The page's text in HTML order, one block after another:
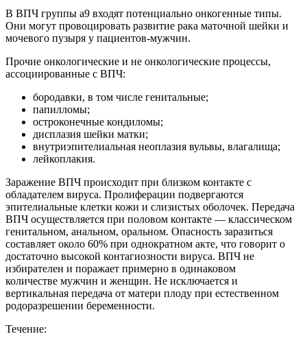
В ВПЧ группы а9 входят потенциально онкогенные типы.
Они могут провоцировать развитие рака маточной шейки и
мочевого пузыря у пациентов-мужчин.
Прочие онкологические и не онкологические процессы,
ассоциированные с ВПЧ:
бородавки, в том числе генитальные;
папилломы;
остроконечные кондиломы;
дисплазия шейки матки;
внутриэпителиальная неоплазия вульвы, влагалища;
лейкоплакия.
Заражение ВПЧ происходит при близком контакте с
обладателем вируса. Пролиферации подвергаются
эпителиальные клетки кожи и слизистых оболочек. Передача
ВПЧ осуществляется при половом контакте — классическом
генитальном, анальном, оральном. Опасность заразиться
составляет около 60% при однократном акте, что говорит о
достаточно высокой контагиозности вируса. ВПЧ не
избирателен и поражает примерно в одинаковом
количестве мужчин и женщин. Не исключается и
вертикальная передача от матери плоду при естественном
родоразрешении беременности.
Течение: